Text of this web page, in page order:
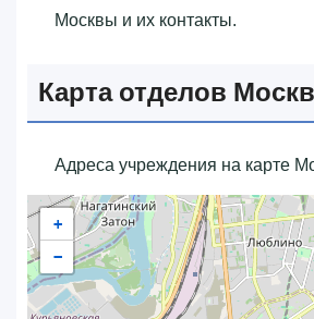
Москвы и их контакты.
Карта отделов
Адреса учреждения на карте
+
−